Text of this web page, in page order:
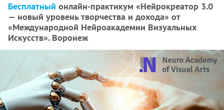
Бесплатный онлайн-практикум «Нейрокреатор 3.0
— новый уровень творчества и дохода» от
«Международной Нейроакадемии Визуальных
Искусств». Воронеж